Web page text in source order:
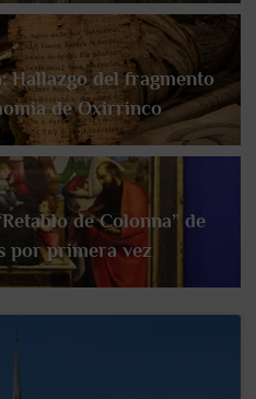
Hallazgo del fragmento
de Oxirrinco
de Colonna” de
por primera vez